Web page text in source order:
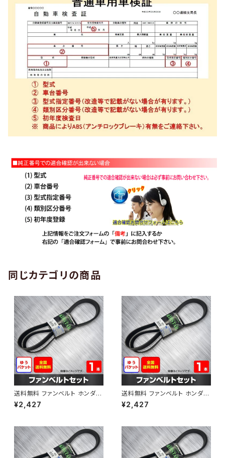
同じカテゴリの商品
送料無料 ファンベルト ホンダ
ゼスト 型式JE1 H18.03～H24.
11 （国内トップメーカー） 1本 H
¥2,427
送料無料 ファンベルト ホンダ ラ
イフ 型式JB6 H15.09～H20.1
1 （国内トップメーカー） 1本 HA
¥2,427